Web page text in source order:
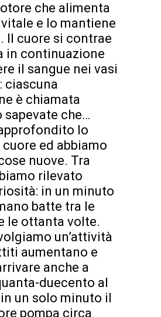
che alimenta
e lo mantiene
Il cuore si contrae
in continuazione
il sangue nei vasi
ciascuna
è chiamata
sapevate che…
lo
ed abbiamo
nuove. Tra
rilevato
in un minuto
batte tra le
le ottanta volte.
un’attività
aumentano e
anche a
duecento al
un solo minuto il
pompa circa